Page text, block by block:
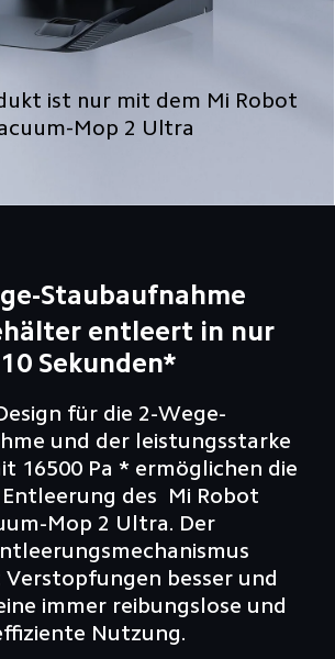
ist nur mit dem Mi Robot
Mop 2 Ultra
Staubaufnahme
entleert in nur
10 Sekunden*
für die 2-Wege-
und der leistungsstarke
16500 Pa * ermöglichen die
des  Mi Robot
Mop 2 Ultra. Der
besser und
immer reibungslose und
Nutzung.